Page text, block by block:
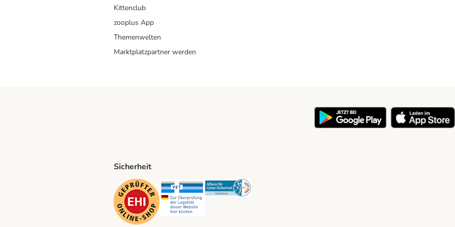
Kittenclub
zooplus App
Themenwelten
Marktplatzpartner werden
Method
Sicherheit
Security Security Security